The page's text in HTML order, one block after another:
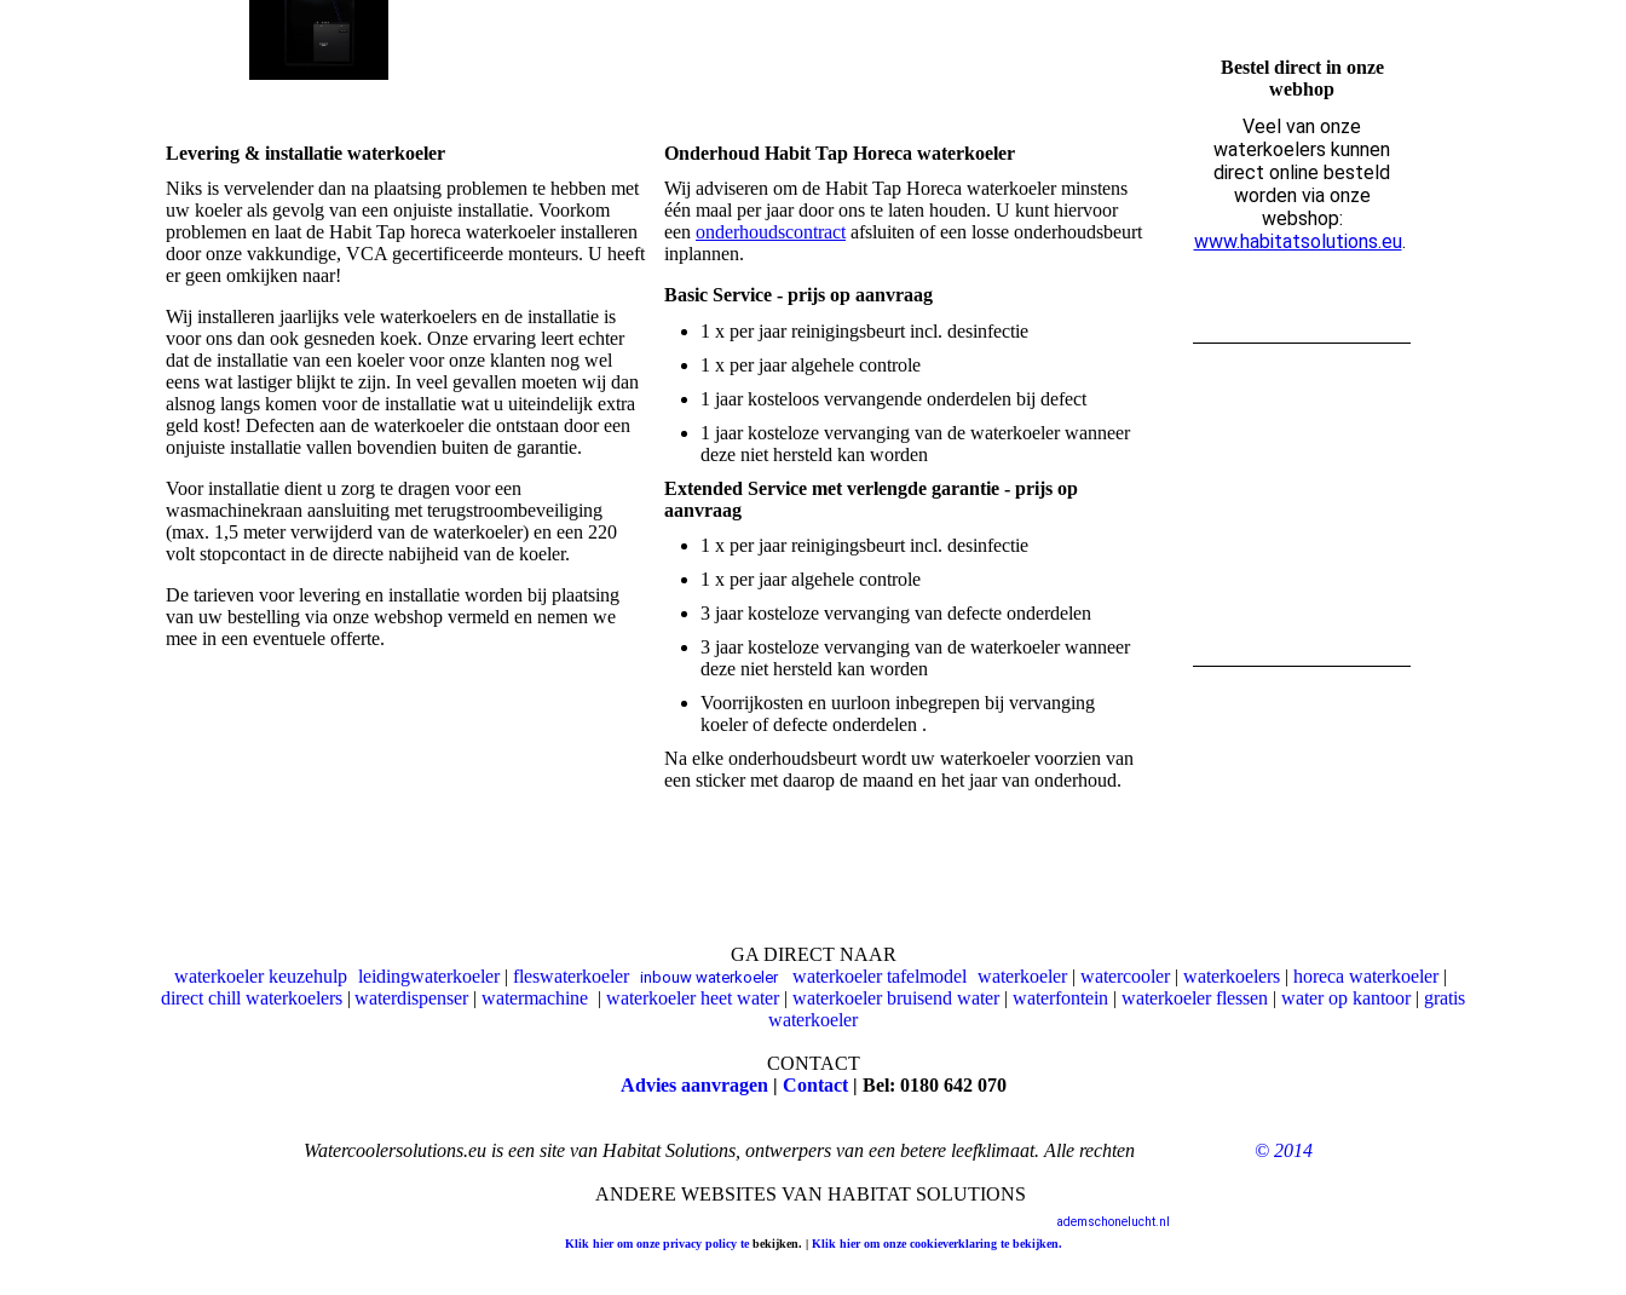
Levering & installatie waterkoeler
Niks is vervelender dan na plaatsing problemen te hebben met
uw koeler als gevolg van een onjuiste installatie. Voorkom
problemen en laat de Habit Tap horeca waterkoeler installeren
door onze vakkundige, VCA gecertificeerde monteurs. U heeft
er geen omkijken naar!
Wij installeren jaarlijks vele waterkoelers en de installatie is
voor ons dan ook gesneden koek. Onze ervaring leert echter
dat de installatie van een koeler voor onze klanten nog wel
eens wat lastiger blijkt te zijn. In veel gevallen moeten wij dan
alsnog langs komen voor de installatie wat u uiteindelijk extra
geld kost! Defecten aan de waterkoeler die ontstaan door een
onjuiste installatie vallen bovendien buiten de garantie.
Voor installatie dient u zorg te dragen voor een
wasmachinekraan aansluiting met terugstroombeveiliging
(max. 1,5 meter verwijderd van de waterkoeler) en een 220
volt stopcontact in de directe nabijheid van de koeler.
De tarieven voor levering en installatie worden bij plaatsing
van uw bestelling via onze webshop vermeld en nemen we
mee in een eventuele offerte.
Onderhoud Habit Tap Horeca waterkoeler
Wij adviseren om de Habit Tap Horeca waterkoeler minstens
één maal per jaar door ons te laten houden. U kunt hiervoor
een onderhoudscontractafsluiten of een losse onderhoudsbeurt
inplannen.
Basic Service - prijs op aanvraag
1 x per jaar reinigingsbeurt incl. desinfectie
1 x per jaar algehele controle
1 jaar kosteloos vervangende onderdelen bij defect
1 jaar kosteloze vervanging van de waterkoeler wanneer
deze niet hersteld kan worden
Extended Service met verlengde garantie - prijs op
aanvraag
1 x per jaar reinigingsbeurt incl. desinfectie
1 x per jaar algehele controle
3 jaar kosteloze vervanging van defecte onderdelen
3 jaar kosteloze vervanging van de waterkoeler wanneer
deze niet hersteld kan worden
Voorrijkosten en uurloon inbegrepen bij vervanging
koeler of defecte onderdelen .
Na elke onderhoudsbeurt wordt uw waterkoeler voorzien van
een sticker met daarop de maand en het jaar van onderhoud.
Bestel direct in onze
webhop
Veel van onze
waterkoelers kunnen
direct online besteld
worden via onze
webshop:
www.habitatsolutions.eu.
GA DIRECT NAAR
waterkoeler keuzehulp leidingwaterkoeler| fleswaterkoeler| inbouw waterkoeler waterkoeler tafelmodel waterkoeler| watercooler| waterkoelers | horeca waterkoeler|
direct chill waterkoelers | waterdispenser| watermachine | waterkoeler heet water| waterkoeler bruisend water| waterfontein | waterkoeler flessen | water op kantoor | gratis
waterkoeler
CONTACT
Advies aanvragen | Contact| Bel: 0180 642 070
Watercoolersolutions.eu is een site van Habitat Solutions, ontwerpers van een betere leefklimaat. Alle rechten © 2014
ANDERE WEBSITES VAN HABITAT SOLUTIONS
ademschonelucht.nl
Klik hier om onze privacy policy tebekijken. | Klik hier om onze cookieverklaring te bekijken.